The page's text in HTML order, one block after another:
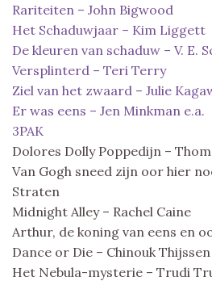
Rariteiten – John Bigwood
Het Schaduwjaar – Kim Liggett
De kleuren van schaduw – V. E.
Versplinterd – Teri Terry
Ziel van het zwaard – Julie
Er was eens – Jen Minkman e.a.
3PAK
Dolores Dolly Poppedijn –
Van Gogh sneed zijn oor hier
Straten
Midnight Alley – Rachel Caine
Arthur, de koning van eens en
Dance or Die – Chinouk Thijssen
Het Nebula-mysterie – Trudi